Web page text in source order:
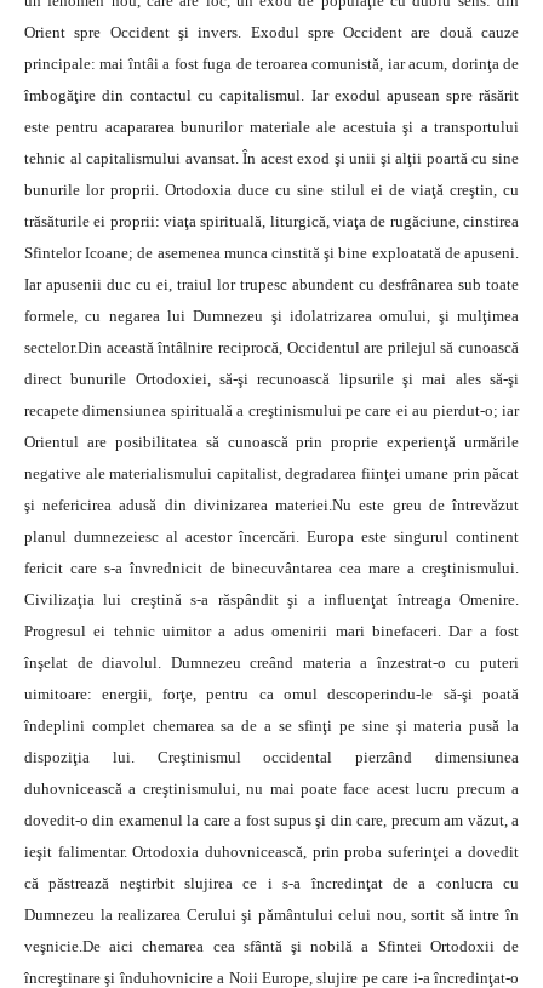
Orient spre Occident şi invers. Exodul spre Occident are două cauze
principale: mai întâi a fost fuga de teroarea comunistă, iar acum, dorinţa de
îmbogăţire din contactul cu capitalismul. Iar exodul apusean spre răsărit
este pentru acapararea bunurilor materiale ale acestuia şi a transportului
tehnic al capitalismului avansat. În acest exod şi unii şi alţii poartă cu sine
bunurile lor proprii. Ortodoxia duce cu sine stilul ei de viaţă creştin, cu
trăsăturile ei proprii: viaţa spirituală, liturgică, viaţa de rugăciune, cinstirea
Sfintelor Icoane; de asemenea munca cinstită şi bine exploatată de apuseni.
Iar apusenii duc cu ei, traiul lor trupesc abundent cu desfrânarea sub toate
formele, cu negarea lui Dumnezeu şi idolatrizarea omului, şi mulţimea
sectelor.Din această întâlnire reciprocă, Occidentul are prilejul să cunoască
direct bunurile Ortodoxiei, să-şi recunoască lipsurile şi mai ales să-şi
recapete dimensiunea spirituală a creştinismului pe care ei au pierdut-o; iar
Orientul are posibilitatea să cunoască prin proprie experienţă urmările
negative ale materialismului capitalist, degradarea fiinţei umane prin păcat
şi nefericirea adusă din divinizarea materiei.Nu este greu de întrevăzut
planul dumnezeiesc al acestor încercări. Europa este singurul continent
fericit care s-a învrednicit de binecuvântarea cea mare a creştinismului.
Civilizaţia lui creştină s-a răspândit şi a influenţat întreaga Omenire.
Progresul ei tehnic uimitor a adus omenirii mari binefaceri. Dar a fost
înşelat de diavolul. Dumnezeu creând materia a înzestrat-o cu puteri
uimitoare: energii, forţe, pentru ca omul descoperindu-le să-şi poată
îndeplini complet chemarea sa de a se sfinţi pe sine şi materia pusă la
dispoziţia lui. Creştinismul occidental pierzând dimensiunea
duhovnicească a creştinismului, nu mai poate face acest lucru precum a
dovedit-o din examenul la care a fost supus şi din care, precum am văzut, a
ieşit falimentar. Ortodoxia duhovnicească, prin proba suferinţei a dovedit
că păstrează neştirbit slujirea ce i s-a încredinţat de a conlucra cu
Dumnezeu la realizarea Cerului şi pământului celui nou, sortit să intre în
veşnicie.De aici chemarea cea sfântă şi nobilă a Sfintei Ortodoxii de
încreştinare şi înduhovnicire a Noii Europe, slujire pe care i-a încredinţat-o